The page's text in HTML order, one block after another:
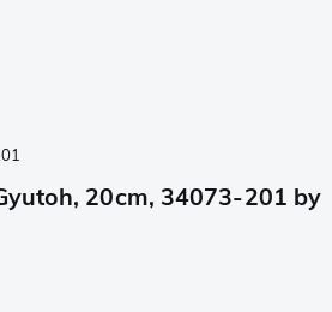
20cm, 34073-201 by